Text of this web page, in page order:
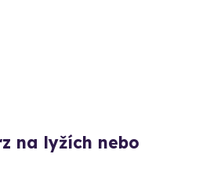
na lyžích nebo